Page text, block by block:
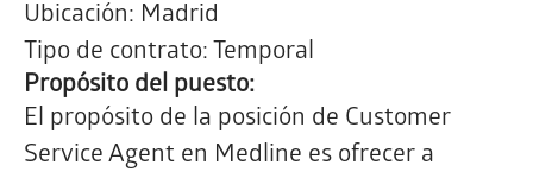
Ubicación: Madrid
Tipo de contrato: Temporal
Propósito del puesto:
El propósito de la posición de Customer
Service Agent en Medline es ofrecer a